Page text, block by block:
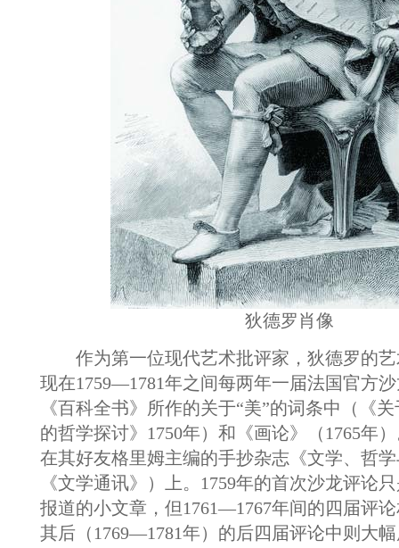
狄德罗肖像
作为第一位现代艺术批评家，狄德罗的艺
现在1759—1781年之间每两年一届法国官方
《百科全书》所作的关于“美”的词条中（《
的哲学探讨》1750年）和《画论》（1765年
在其好友格里姆主编的手抄杂志《文学、哲
《文学通讯》）上。1759年的首次沙龙评论
报道的小文章，但1761—1767年间的四届评
其后（1769—1781年）的后四届评论中则大